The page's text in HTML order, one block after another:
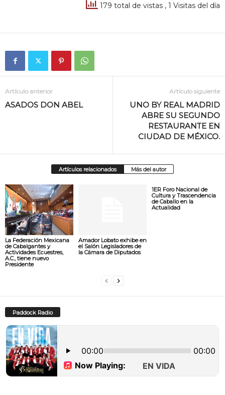
179 total de vistas , 1 Visitas del día
Artículo anterior
ASADOS DON ABEL
Artículo siguiente
UNO BY REAL MADRID
ABRE SU SEGUNDO
RESTAURANTE EN
CIUDAD DE MÉXICO.
Artículos relacionados Más del autor
La Federación Mexicana
de Cabalgantes y
Actividades Ecuestres,
A.C., tiene nuevo
Presidente
Amador Lobato exhibe en
el Salón Legisladores de
la Cámara de Diputados
1ER Foro Nacional de
Cultura y Trascendencia
de Caballo en la
Actualidad
Paddock Radio